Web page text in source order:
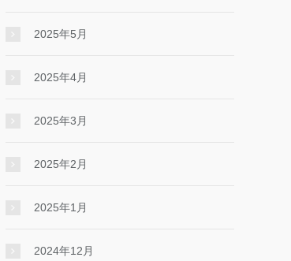
2025年5月
2025年4月
2025年3月
2025年2月
2025年1月
2024年12月